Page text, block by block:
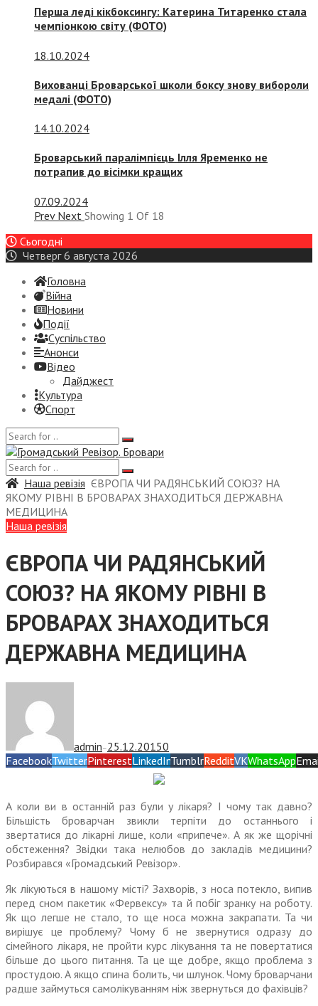
Перша леді кікбоксингу: Катерина Титаренко стала
чемпіонкою світу (ФОТО)
18.10.2024
Вихованці Броварської школи боксу знову вибороли
медалі (ФОТО)
14.10.2024
Броварський паралімпієць Ілля Яременко не
потрапив до вісімки кращих
07.09.2024
Prev Next Showing 1 Of 18
Сьогодні
Четверг 6 августа 2026
Головна
Війна
Новини
Події
Суспiльство
Анонси
Відео
Дайджест
Культура
Спорт
Наша ревізія ЄВРОПА ЧИ РАДЯНСЬКИЙ СОЮЗ? НА
ЯКОМУ РІВНІ В БРОВАРАХ ЗНАХОДИТЬСЯ ДЕРЖАВНА
МЕДИЦИНА
Наша ревізія
ЄВРОПА ЧИ РАДЯНСЬКИЙ
СОЮЗ? НА ЯКОМУ РІВНІ В
БРОВАРАХ ЗНАХОДИТЬСЯ
ДЕРЖАВНА МЕДИЦИНА
admin — 25.12.20150
FacebookTwitterPinterestLinkedInTumblrRedditVKWhatsApp
А коли ви в останній раз були у лікаря? І чому так давно?
Більшість броварчан звикли терпіти до останнього і
звертатися до лікарні лише, коли «припече». А як же щорічні
обстеження? Звідки така нелюбов до закладів медицини?
Розбирався «Громадський Ревізор».
Як лікуються в нашому місті? Захворів, з носа потекло, випив
перед сном пакетик «Фервексу» та й побіг зранку на роботу.
Як що легше не стало, то ще носа можна закрапати. Та чи
вирішує це проблему? Чому б не звернутися одразу до
сімейного лікаря, не пройти курс лікування та не повертатися
більше до цього питання. Та це ще добре, якщо проблема з
простудою. А якщо спина болить, чи шлунок. Чому броварчани
радше займуться самолікуванням ніж звернуться до фахівців?